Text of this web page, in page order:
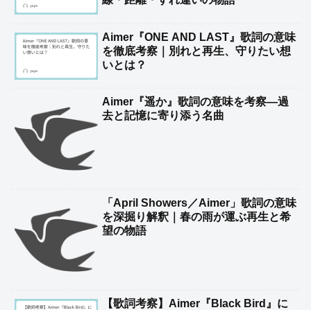
Aimer『ONE AND LAST』歌詞の意味
を徹底考察｜別れと再生、守りたい想
いとは？
Aimer『遥か』歌詞の意味を考察—過
去と記憶に寄り添う名曲
「April Showers／Aimer」歌詞の意味
を深掘り解釈｜春の雨が運ぶ再生と希
望の物語
【歌詞考察】Aimer『Black Bird』に